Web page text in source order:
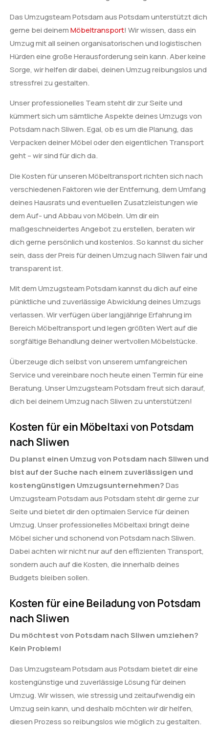
Das Umzugsteam Potsdam aus Potsdam unterstützt dich
gerne bei deinemMöbeltransport! Wir wissen, dass ein
Umzug mit all seinen organisatorischen und logistischen
Hürden eine große Herausforderung sein kann. Aber keine
Sorge, wir helfen dir dabei, deinen Umzug reibungslos und
stressfrei zu gestalten.
Unser professionelles Team steht dir zur Seite und
kümmert sich um sämtliche Aspekte deines Umzugs von
Potsdam nach Sliwen. Egal, ob es um die Planung, das
Verpacken deiner Möbel oder den eigentlichen Transport
geht – wir sind für dich da.
Die Kosten für unseren Möbeltransport richten sich nach
verschiedenen Faktoren wie der Entfernung, dem Umfang
deines Hausrats und eventuellen Zusatzleistungen wie
dem Auf- und Abbau von Möbeln. Um dir ein
maßgeschneidertes Angebot zu erstellen, beraten wir
dich gerne persönlich und kostenlos. So kannst du sicher
sein, dass der Preis für deinen Umzug nach Sliwen fair und
transparent ist.
Mit dem Umzugsteam Potsdam kannst du dich auf eine
pünktliche und zuverlässige Abwicklung deines Umzugs
verlassen. Wir verfügen über langjährige Erfahrung im
Bereich Möbeltransport und legen größten Wert auf die
sorgfältige Behandlung deiner wertvollen Möbelstücke.
Überzeuge dich selbst von unserem umfangreichen
Service und vereinbare noch heute einen Termin für eine
Beratung. Unser Umzugsteam Potsdam freut sich darauf,
dich bei deinem Umzug nach Sliwen zu unterstützen!
Kosten für ein Möbeltaxi von Potsdam
nach Sliwen
Du planst einen Umzug von Potsdam nach Sliwen und
bist auf der Suche nach einem zuverlässigen und
kostengünstigen Umzugsunternehmen?Das
Umzugsteam Potsdam aus Potsdam steht dir gerne zur
Seite und bietet dir den optimalen Service für deinen
Umzug. Unser professionelles Möbeltaxi bringt deine
Möbel sicher und schonend von Potsdam nach Sliwen.
Dabei achten wir nicht nur auf den effizienten Transport,
sondern auch auf die Kosten, die innerhalb deines
Budgets bleiben sollen.
Kosten für eine Beiladung von Potsdam
nach Sliwen
Du möchtest von Potsdam nach Sliwen umziehen?
Kein Problem!
Das Umzugsteam Potsdam aus Potsdam bietet dir eine
kostengünstige und zuverlässige Lösung für deinen
Umzug. Wir wissen, wie stressig und zeitaufwendig ein
Umzug sein kann, und deshalb möchten wir dir helfen,
diesen Prozess so reibungslos wie möglich zu gestalten.